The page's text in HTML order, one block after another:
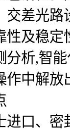
交差光
性及稳
分析,智
作中解放
进口、